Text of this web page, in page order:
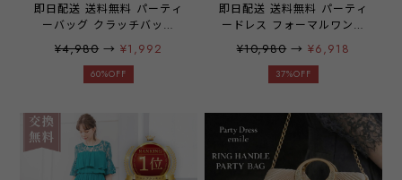
即日配送 送料無料 パーティ
ーバッグ クラッチバッグ
2WAY ショルダーバッグ ハ
ンドバッグ 結婚式 披露宴
二次会 お呼ばれ 演奏会 同
ー シャンパン ブラック
emile0239
¥4,980→¥1,992
60%OFF
即日配送 送料無料 パーティ
ードレス フォーマルワンピ
ース フォーマルドレス ドレ
ス 披露宴 結婚式 二次会 入
学式 卒業式 食事会 レース
ピース 大きいサイズ フレア
ネイビー グレー グレーパー
プル グレーブルー ブラック
マスタード emile0218
¥10,980→¥6,918
37%OFF